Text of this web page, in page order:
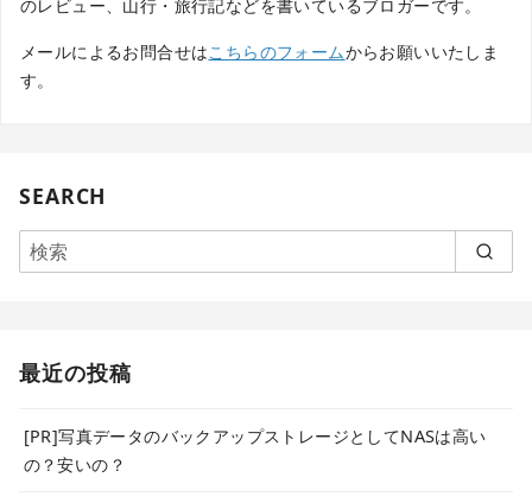
のレビュー、山行・旅行記などを書いているブロガーです。
メールによるお問合せはこちらのフォームからお願いいたしま
す。
SEARCH
最近の投稿
[PR]写真データのバックアップストレージとしてNASは高い
の？安いの？